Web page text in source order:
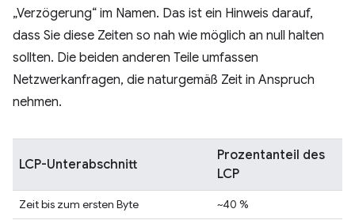
„Verzögerung“ im Namen. Das ist ein Hinweis darauf,
dass Sie diese Zeiten so nah wie möglich an null halten
sollten. Die beiden anderen Teile umfassen
Netzwerkanfragen, die naturgemäß Zeit in Anspruch
nehmen.
LCP-Unterabschnitt
Prozentanteil des
LCP
Zeit bis zum ersten Byte
~40 %